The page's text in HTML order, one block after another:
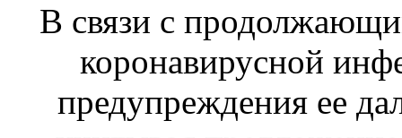
В связи с
коронавирусной
предупреждения ее